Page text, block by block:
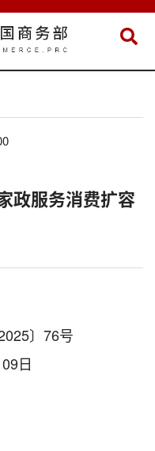
政服务消费扩容
〕76号
日